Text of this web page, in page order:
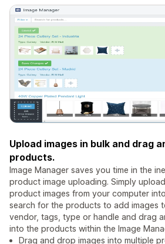
Upload images in bulk and drag
products.
Image Manager saves you time in the
product image uploading. Simply
product images from your computer
search for the products to add images
vendor, tags, type or handle and drag
into the products within the Image
Drag and drop images into multiple